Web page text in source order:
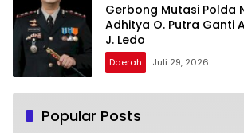
Gerbong Mutasi Polda
Adhitya O. Putra Ganti
J. Ledo
Daerah Juli 29, 2026
Popular Posts